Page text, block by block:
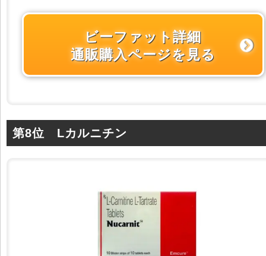
ビーファット詳細
通販購入ページを見る
第8位 Lカルニチン